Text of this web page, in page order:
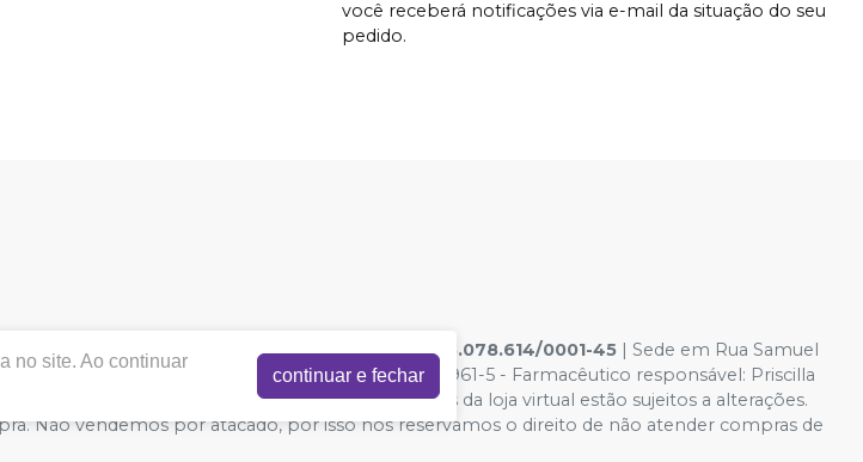
você receberá notificações via e-mail da situação do seu
pedido.
DENTAL NEGOCIAÇÕES ELETRÔNICAS LTDA|33.078.614/0001-45 | Sede em Rua Samuel
de Funcionamento ANVISA - Medicamentos: 125961-5 - Farmacêutico responsável: Priscilla
meramente ilustrativas - Os preços e condições da loja virtual estão sujeitos a alterações.
Não vendemos por atacado, por isso nos reservamos o direito de não atender compras de
no site. Ao continuar
continuar e fechar